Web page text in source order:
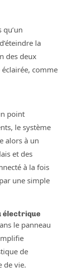
la
des deux
comme
point
le système
alors à un
et des
à la fois
une simple
électrique
le panneau
de
de vie.